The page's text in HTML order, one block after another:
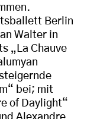
Berlin
Walter in
„La Chauve
bei; mit
of Daylight“